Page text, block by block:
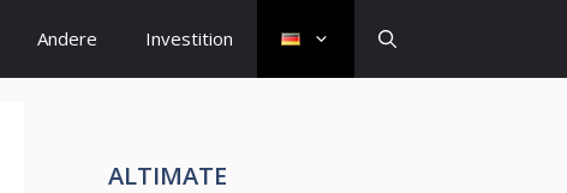
Andere Investition
ALTIMATE